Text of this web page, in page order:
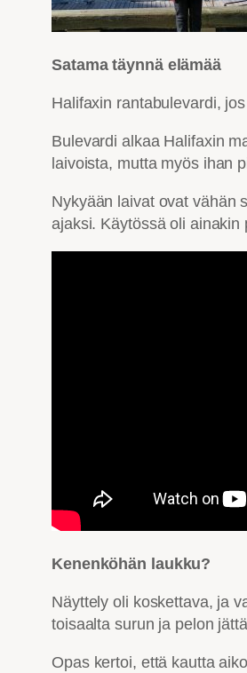
Satama täynnä elämää
Halifaxin rantabulevardi,
Bulevardi alkaa Halifaxin
laivoista, mutta myös ihan
Nykyään laivat ovat vähän
ajaksi. Käytössä oli
Kenenköhän laukku?
Näyttely oli koskettava, ja
toisaalta surun ja pelon
Opas kertoi, että kautta